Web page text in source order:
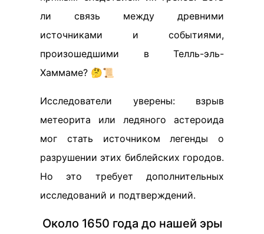
ли связь между древними
источниками и событиями,
произошедшими в Телль-эль-
Хаммаме? 🤔📜
Исследователи уверены: взрыв
метеорита или ледяного астероида
мог стать источником легенды о
разрушении этих библейских городов.
Но это требует дополнительных
исследований и подтверждений.
Около 1650 года до нашей эры